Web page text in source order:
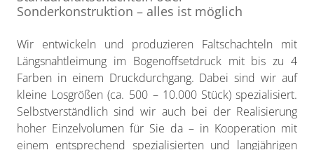
Sonderkonstruktion – alles ist möglich
Wir entwickeln und produzieren Faltschachteln mit
Längsnahtleimung im Bogenoffsetdruck mit bis zu 4
Farben in einem Druckdurchgang. Dabei sind wir auf
kleine Losgrößen (ca. 500 – 10.000 Stück) spezialisiert.
Selbstverständlich sind wir auch bei der Realisierung
hoher Einzelvolumen für Sie da – in Kooperation mit
einem entsprechend spezialisierten und langjährigen